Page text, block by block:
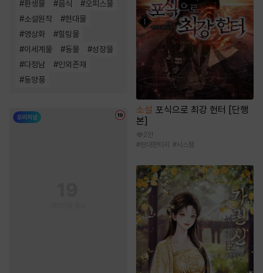
#환생물 #음식 #오피스물
#소설원작 #현대물
#영상화 #힐링물
#이세계물 #동물 #성장물
#다정남 #인외존재
#동양풍
소설 포식으로 최강 헌터 [단행
본]
2만
#현대판타지 #시스템